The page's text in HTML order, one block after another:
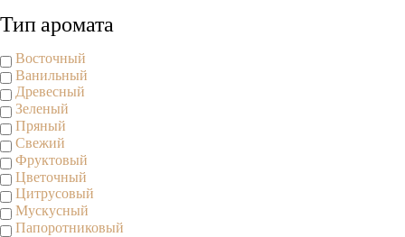
Тип аромата
Восточный
Ванильный
Древесный
Зеленый
Пряный
Свежий
Фруктовый
Цветочный
Цитрусовый
Мускусный
Папоротниковый